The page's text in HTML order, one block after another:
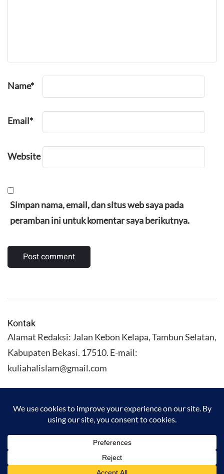
Name*
Email*
Website
Simpan nama, email, dan situs web saya pada
peramban ini untuk komentar saya berikutnya.
Kontak
Alamat Redaksi: Jalan Kebon Kelapa, Tambun Selatan,
Kabupaten Bekasi. 17510. E-mail:
kuliahalislam@gmail.com
KULIAHALISLAM.COM Copyright (C) 2026